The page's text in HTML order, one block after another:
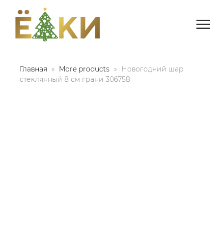
Главная More products
Новогодний шар
стеклянный 8 см грани 306758